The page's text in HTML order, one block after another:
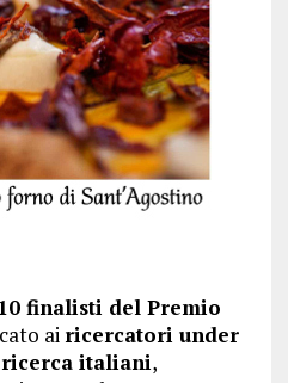
finalisti del Premio
ai ricercatori under
italiani,